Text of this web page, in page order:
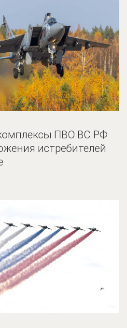
ПВО ВС РФ
истребителей